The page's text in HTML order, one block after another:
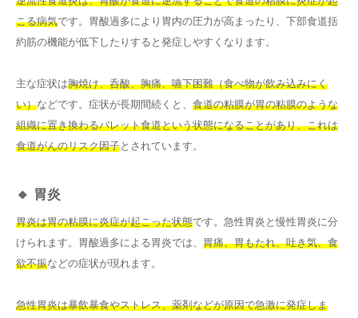
こる病気です。胃酸過多により胃内の圧力が高まったり、下部食道括
約筋の機能が低下したりすると発症しやすくなります。
主な症状は胸焼け、呑酸、胸痛、嚥下困難（食べ物が飲み込みにく
い）などです。症状が長期間続くと、 食道の粘膜が胃の粘膜のような
組織に置き換わるバレット食道という状態になることがあり、これは
食道がんのリスク因子とされています。
🔸 胃炎
胃炎は胃の粘膜に炎症が起こった状態です。急性胃炎と慢性胃炎に分
けられます。胃酸過多による胃炎では、 胃痛、胃もたれ、吐き気、食
欲不振などの症状が現れます。
急性胃炎は暴飲暴食やストレス、薬剤などが原因で急激に発症しま